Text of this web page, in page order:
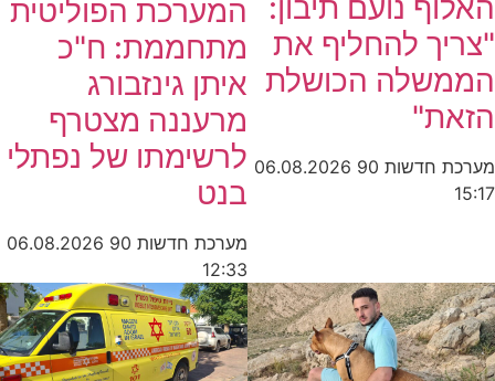
"צריך להחליף את
הממשלה הכושלת
הזאת"
מערכת חדשות 90
06.08.2026
15:17
המערכת הפוליטית
מתחממת: ח"כ
איתן גינזבורג
מרעננה מצטרף
לרשימתו של נפתלי
בנט
מערכת חדשות 90
06.08.2026
12:33